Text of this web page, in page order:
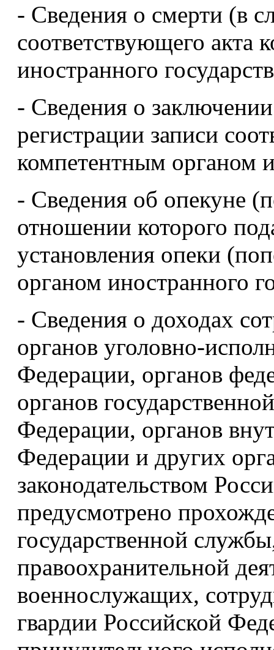
- Сведения о смерти (в
соответствующего акта
иностранного
- Сведения о
регистрации записи
компетентным органом
- Сведения об опекуне
отношении которого
установления опеки
органом иностранного
- Сведения о доходах
органов уголовно-
Федерации, органов
органов
Федерации, органов
Федерации и других
законодательством
предусмотрено
государственной
правоохранительной
военнослужащих,
гвардии Российской